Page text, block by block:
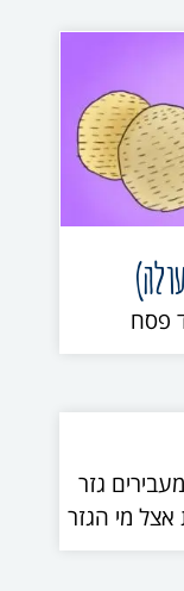
פסח
גזר
אצל מי הגזר